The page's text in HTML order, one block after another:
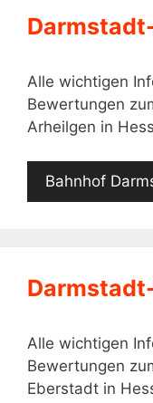
Alle wichtigen
Bewertungen
Arheilgen in
Bahnhof
Alle wichtigen
Bewertungen
Eberstadt in